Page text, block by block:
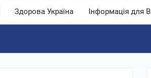
Здорова Україна Інформація для